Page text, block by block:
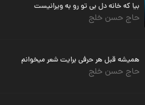
بیا که خانه دل بی تو رو به ویرانیست
حاج حسن خلج
همیشه قبل هر حرفی برایت شعر میخوانم
حاج حسن خلج